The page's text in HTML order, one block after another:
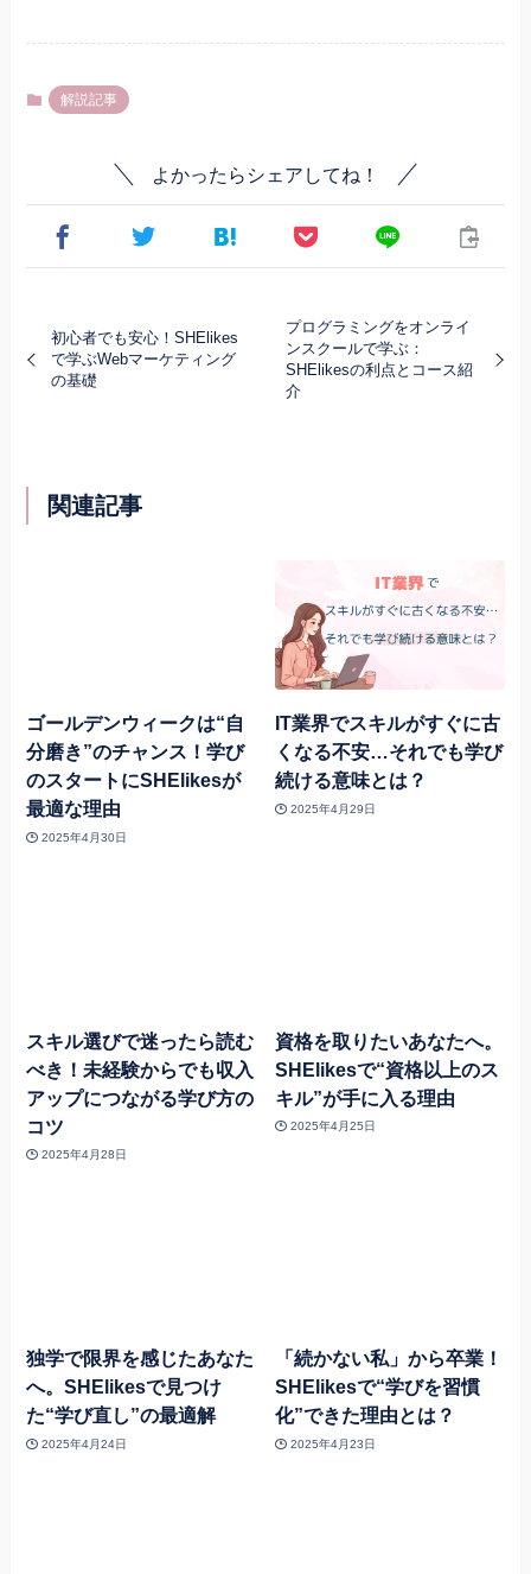
解説記事
よかったらシェアしてね！
初心者でも安心！SHElikes
で学ぶWebマーケティング
の基礎
プログラミングをオンライ
ンスクールで学ぶ：
SHElikesの利点とコース紹
介
関連記事
ゴールデンウィークは“自
分磨き”のチャンス！学び
のスタートにSHElikesが
最適な理由
2025年4月30日
IT業界でスキルがすぐに古
くなる不安…それでも学び
続ける意味とは？
2025年4月29日
スキル選びで迷ったら読む
べき！未経験からでも収入
アップにつながる学び方の
コツ
2025年4月28日
資格を取りたいあなたへ。
SHElikesで“資格以上のス
キル”が手に入る理由
2025年4月25日
独学で限界を感じたあなた
へ。SHElikesで見つけ
た“学び直し”の最適解
2025年4月24日
「続かない私」から卒業！
SHElikesで“学びを習慣
化”できた理由とは？
2025年4月23日